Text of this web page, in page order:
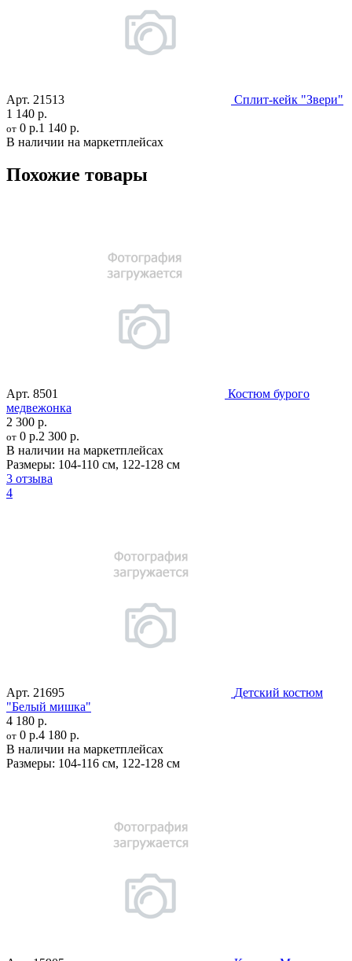
Арт. 21513
Сплит-кейк "Звери"
1 140 р.
от 0 р.1 140 р.
В наличии на маркетплейсах
Похожие товары
Арт. 8501
Костюм бурого
медвежонка
2 300 р.
от 0 р.2 300 р.
В наличии на маркетплейсах
Размеры: 104-110 см, 122-128 см
3 отзыва
4
Арт. 21695
Детский костюм
"Белый мишка"
4 180 р.
от 0 р.4 180 р.
В наличии на маркетплейсах
Размеры: 104-116 см, 122-128 см